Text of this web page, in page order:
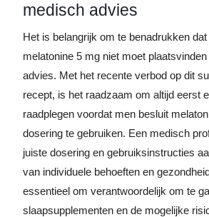
medisch advies
Het is belangrijk om te benadrukken
melatonine 5 mg niet moet
advies. Met het recente verbod op dit
recept, is het raadzaam om altijd eerst
raadplegen voordat men besluit
dosering te gebruiken. Een medisch
juiste dosering en gebruiksinstructies
van individuele behoeften en
essentieel om verantwoordelijk om te
slaapsupplementen en de mogelijke